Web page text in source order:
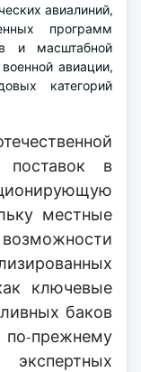
авиалиний,
программ
и масштабной
авиации,
категорий
поставок в
местные
ключевые
баков
прежнему